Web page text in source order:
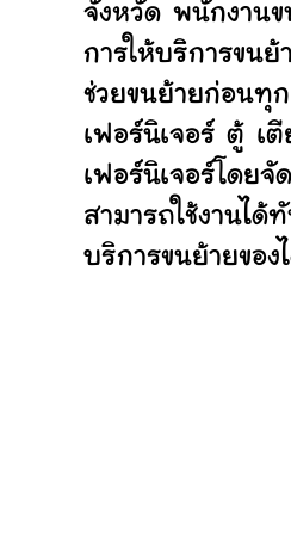
จังหวัด พนักงานข
การให้บริการขน
ช่วยขนย้ายก่อนทุ
เฟอร์นิเจอร์ ตู้ เ
เฟอร์นิเจอร์โดยจั
สามารถใช้งานไ
บริการขนย้ายขอ